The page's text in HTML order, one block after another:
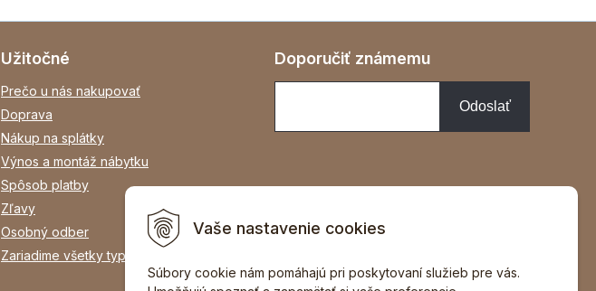
Vaše nastavenie cookies
Súbory cookie nám pomáhajú pri poskytovaní služieb pre vás.
Užitočné
Prečo u nás nakupovať
Doprava
Nákup na splátky
Výnos a montáž nábytku
Spôsob platby
Zľavy
Osobný odber
Zariadime všetky typy interiérov
Doporučiť známemu